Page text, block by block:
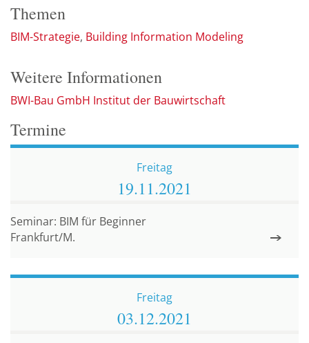
Themen
BIM-Strategie Building Information Modeling
Termine
Freitag
19.11.2021
Frankfurt/M.
Seminar: BIM für Beginner
Freitag
03.12.2021
Weitere Informationen
BWI-Bau GmbH Institut der Bauwirtschaft